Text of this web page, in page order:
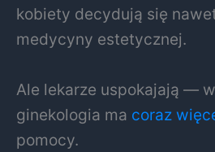
kobiety decydują się
medycyny estetycznej.
Ale lekarze uspokajają —
ginekologia ma coraz
pomocy.